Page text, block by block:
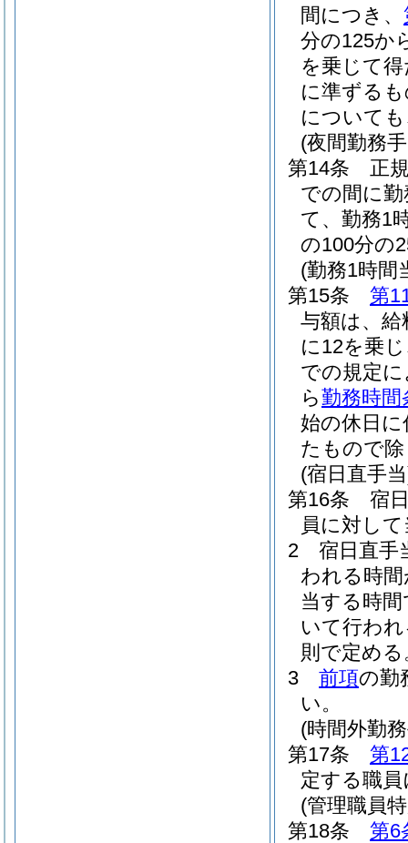
間につき、
分の125か
を乗じて
に準ずる
について
(夜間勤務
第14条
正
での間に
て、勤務1
の100分の
(勤務1時間
第15条
第
与額は、
に12を乗
での規定
ら勤務時間
始の休日
たもので
(宿日直手
第16条
宿
員に対し
2
宿日直手
われる時
当する時
いて行わ
則で定める
3
前項の勤
い。
(時間外勤
第17条
第
定する職
(管理職員
第18条
第6